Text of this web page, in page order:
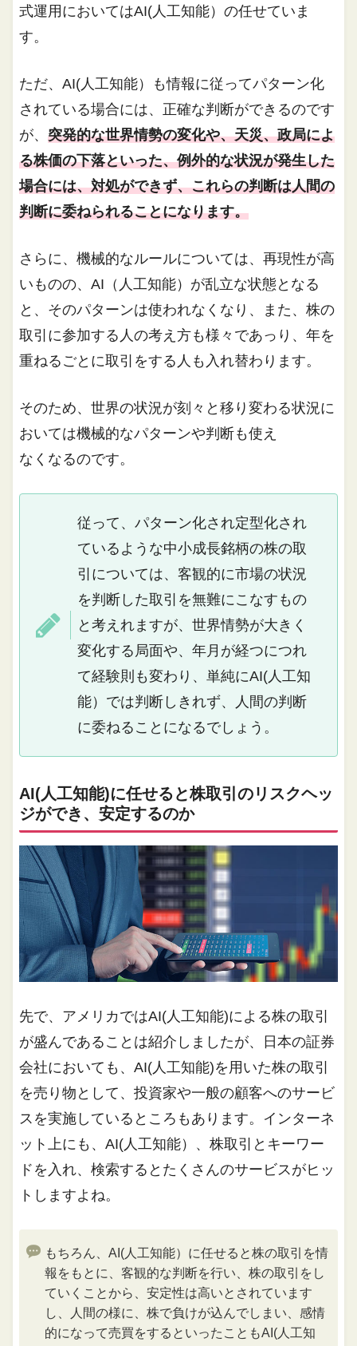
式運用においてはAI(人工知能）の任せていま
す。
ただ、AI(人工知能）も情報に従ってパターン化
されている場合には、正確な判断ができるのです
が、突発的な世界情勢の変化や、天災、政局によ
る株価の下落といった、例外的な状況が発生した
場合には、対処ができず、これらの判断は人間の
判断に委ねられることになります。
さらに、機械的なルールについては、再現性が高
いものの、AI（人工知能）が乱立な状態となる
と、そのパターンは使われなくなり、また、株の
取引に参加する人の考え方も様々であっり、年を
重ねるごとに取引をする人も入れ替わります。
そのため、世界の状況が刻々と移り変わる状況に
おいては機械的なパターンや判断も使え
なくなるのです。
従って、パターン化され定型化され
ているような中小成長銘柄の株の取
引については、客観的に市場の状況
を判断した取引を無難にこなすもの
と考えれますが、世界情勢が大きく
変化する局面や、年月が経つにつれ
て経験則も変わり、単純にAI(人工知
能）では判断しきれず、人間の判断
に委ねることになるでしょう。
AI(人工知能)に任せると株取引のリスクヘッ
ジができ、安定するのか
先で、アメリカではAI(人工知能)による株の取引
が盛んであることは紹介しましたが、日本の証券
会社においても、AI(人工知能)を用いた株の取引
を売り物として、投資家や一般の顧客へのサービ
スを実施しているところもあります。インターネ
ット上にも、AI(人工知能）、株取引とキーワー
ドを入れ、検索するとたくさんのサービスがヒッ
トしますよね。
もちろん、AI(人工知能）に任せると株の取引を情
報をもとに、客観的な判断を行い、株の取引をし
ていくことから、安定性は高いとされています
し、人間の様に、株で負けが込んでしまい、感情
的になって売買をするといったこともAI(人工知